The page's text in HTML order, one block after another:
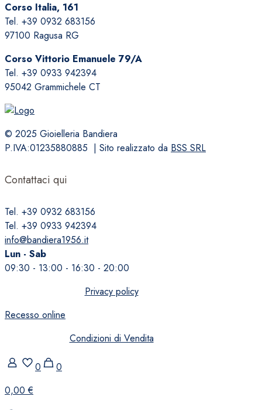
Corso Italia, 161
Tel. +39 0932 683156
97100 Ragusa RG
Corso Vittorio Emanuele 79/A
Tel. +39 0933 942394
95042 Grammichele CT
© 2025 Gioielleria Bandiera
P.IVA:01235880885 | Sito realizzato da BSS SRL
Contattaci qui
Tel. +39 0932 683156
Tel. +39 0933 942394
info@bandiera1956.it
Lun - Sab
09:30 - 13:00 - 16:30 - 20:00
Privacy policy
Recesso online
Condizioni di Vendita
0
0
0,00 €